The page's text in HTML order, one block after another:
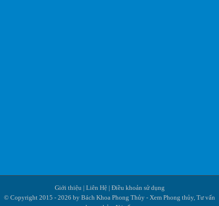
Giới thiệu | Liên Hệ| Điều khoản sử dụng
© Copyright 2015 - 2026 by Bách Khoa Phong Thủy - Xem Phong thủy, Tư vấn